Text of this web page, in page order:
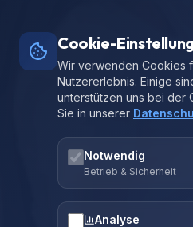
Cookie-
Wir verwenden Cookies
Nutzererlebnis. Einige
unterstützen uns bei der
Sie in unserer
Notwendig
Betrieb & Sicherheit
Analyse